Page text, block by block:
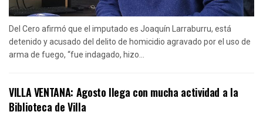
Del Cero afirmó que el imputado es Joaquín Larraburru, está
detenido y acusado del delito de homicidio agravado por el uso de
arma de fuego, “fue indagado, hizo...
VILLA VENTANA: Agosto llega con mucha actividad a la
Biblioteca de Villa